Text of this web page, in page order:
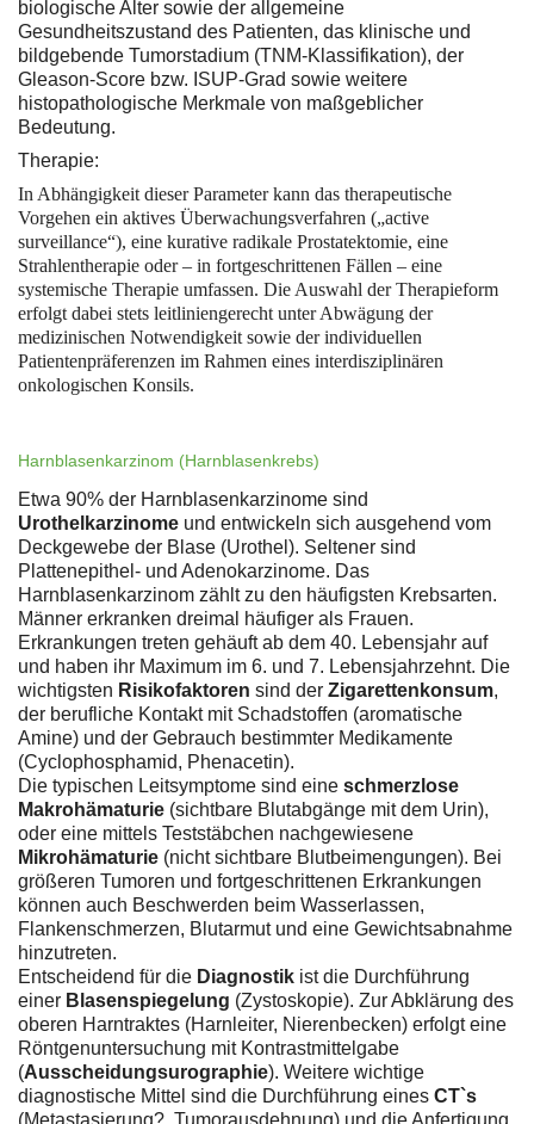
biologische Alter sowie der allgemeine
Gesundheitszustand des Patienten, das klinische und
bildgebende Tumorstadium (TNM-Klassifikation), der
Gleason-Score bzw. ISUP-Grad sowie weitere
histopathologische Merkmale von maßgeblicher
Bedeutung.
Therapie:
In Abhängigkeit dieser Parameter kann das therapeutische
Vorgehen ein aktives Überwachungsverfahren („active
surveillance“), eine kurative radikale Prostatektomie, eine
Strahlentherapie oder – in fortgeschrittenen Fällen – eine
systemische Therapie umfassen. Die Auswahl der Therapieform
erfolgt dabei stets leitliniengerecht unter Abwägung der
medizinischen Notwendigkeit sowie der individuellen
Patientenpräferenzen im Rahmen eines interdisziplinären
onkologischen Konsils.
Harnblasenkarzinom (Harnblasenkrebs)
Etwa 90% der Harnblasenkarzinome sind
Urothelkarzinome und entwickeln sich ausgehend vom
Deckgewebe der Blase (Urothel). Seltener sind
Plattenepithel- und Adenokarzinome. Das
Harnblasenkarzinom zählt zu den häufigsten Krebsarten.
Männer erkranken dreimal häufiger als Frauen.
Erkrankungen treten gehäuft ab dem 40. Lebensjahr auf
und haben ihr Maximum im 6. und 7. Lebensjahrzehnt. Die
wichtigsten Risikofaktoren sind der Zigarettenkonsum,
der berufliche Kontakt mit Schadstoffen (aromatische
Amine) und der Gebrauch bestimmter Medikamente
(Cyclophosphamid, Phenacetin).
Die typischen Leitsymptome sind eine schmerzlose
Makrohämaturie (sichtbare Blutabgänge mit dem Urin),
oder eine mittels Teststäbchen nachgewiesene
Mikrohämaturie (nicht sichtbare Blutbeimengungen). Bei
größeren Tumoren und fortgeschrittenen Erkrankungen
können auch Beschwerden beim Wasserlassen,
Flankenschmerzen, Blutarmut und eine Gewichtsabnahme
hinzutreten.
Entscheidend für die Diagnostik ist die Durchführung
einer Blasenspiegelung (Zystoskopie). Zur Abklärung des
oberen Harntraktes (Harnleiter, Nierenbecken) erfolgt eine
Röntgenuntersuchung mit Kontrastmittelgabe
(Ausscheidungsurographie). Weitere wichtige
diagnostische Mittel sind die Durchführung eines CT`s
(Metastasierung?, Tumorausdehnung) und die Anfertigung